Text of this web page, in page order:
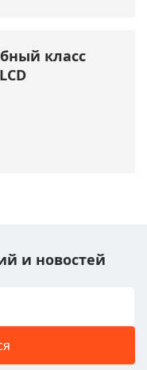
класс
и новостей